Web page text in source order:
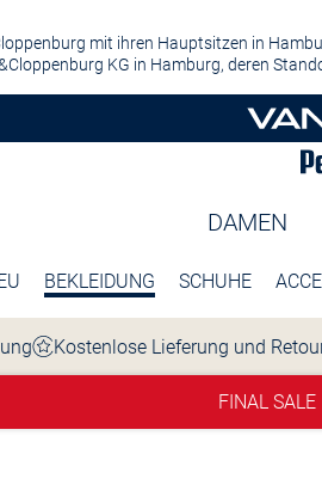
mit ihren Hauptsitzen in
KG in Hamburg, deren
DAMEN
BEKLEIDUNG SCHUHE
Kostenlose Lieferung und
FINAL SALE